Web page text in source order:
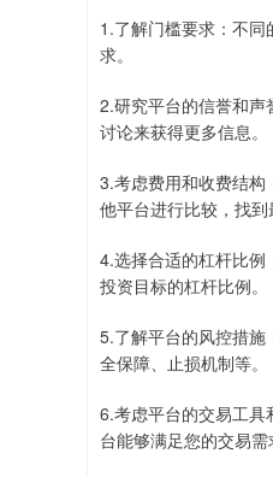
1.了解门槛要求：不
求。
2.研究平台的信誉和声
讨论来获得更多信息。
3.考虑费用和收费结
他平台进行比较，找到
4.选择合适的杠杆比例
投资目标的杠杆比例。
5.了解平台的风控措
全保障、止损机制等。
6.考虑平台的交易工
台能够满足您的交易需